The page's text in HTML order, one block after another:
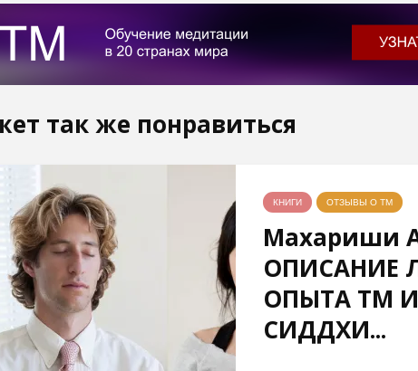
так же понравиться
КНИГИ ОТЗЫВЫ О ТМ
Махариши
ОПИСАНИЕ
ОПЫТА ТМ
СИДДХИ...